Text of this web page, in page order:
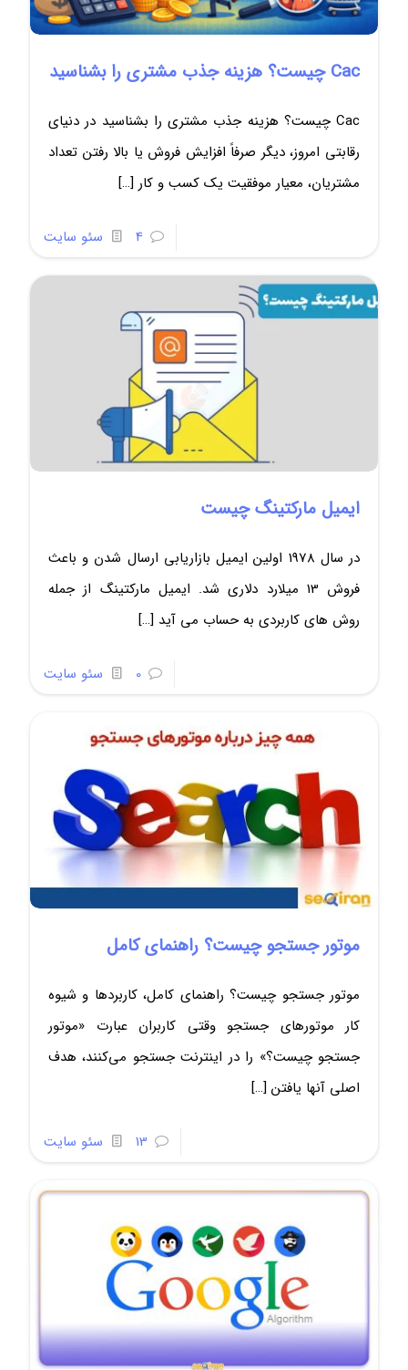
Cac چیست؟ هزینه جذب مشتری را بشناسید
Cac چیست؟ هزینه جذب مشتری را بشناسید در دنیای
رقابتی امروز، دیگر صرفاً افزایش فروش یا بالا رفتن تعداد
مشتریان، معیار موفقیت یک کسب و کار […]
4 سئو سایت
ایمیل مارکتینگ چیست
در سال 1978 اولین ایمیل بازاریابی ارسال شدن و باعث
فروش 13 میلارد دلاری شد. ایمیل مارکتینگ از جمله
روش های کاربردی به حساب می آید […]
0 سئو سایت
موتور جستجو چیست؟ راهنمای کامل
موتور جستجو چیست؟ راهنمای کامل، کاربردها و شیوه
کار موتورهای جستجو وقتی کاربران عبارت «موتور
جستجو چیست؟» را در اینترنت جستجو می‌کنند، هدف
اصلی آنها یافتن […]
13 سئو سایت